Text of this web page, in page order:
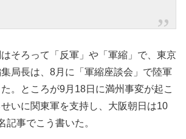
そろって「反軍」や「軍縮」で、東京
局長は、8月に「軍縮座談会」で陸軍
。ところが9月18日に満州事変が起こ
いに関東軍を支持し、大阪朝日は10
記事でこう書いた。